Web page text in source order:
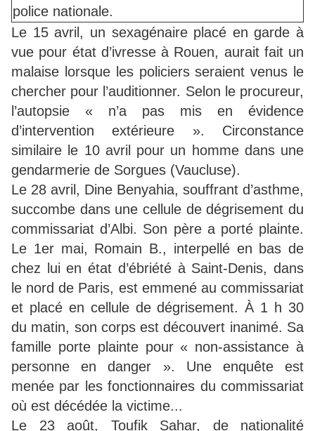
police nationale.
Le 15 avril, un sexagénaire placé en garde à
vue pour état d’ivresse à Rouen, aurait fait un
malaise lorsque les policiers seraient venus le
chercher pour l’auditionner. Selon le procureur,
l’autopsie « n’a pas mis en évidence
d’intervention extérieure ». Circonstance
similaire le 10 avril pour un homme dans une
gendarmerie de Sorgues (Vaucluse).
Le 28 avril, Dine Benyahia, souffrant d’asthme,
succombe dans une cellule de dégrisement du
commissariat d’Albi. Son père a porté plainte.
Le 1er mai, Romain B., interpellé en bas de
chez lui en état d’ébriété à Saint-Denis, dans
le nord de Paris, est emmené au commissariat
et placé en cellule de dégrisement. À 1 h 30
du matin, son corps est découvert inanimé. Sa
famille porte plainte pour « non-assistance à
personne en danger ». Une enquête est
menée par les fonctionnaires du commissariat
où est décédée la victime...
Le 23 août, Toufik Sahar, de nationalité